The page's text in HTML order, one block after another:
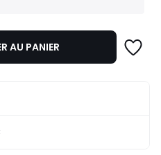
AU PANIER